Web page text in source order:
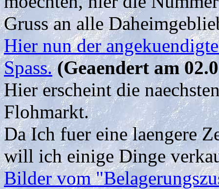
Gruss an alle
Hier nun der
Spass. (Geaendert am
Hier erscheint die
Flohmarkt.
Da Ich fuer eine laengere
will ich einige Dinge
Bilder vom